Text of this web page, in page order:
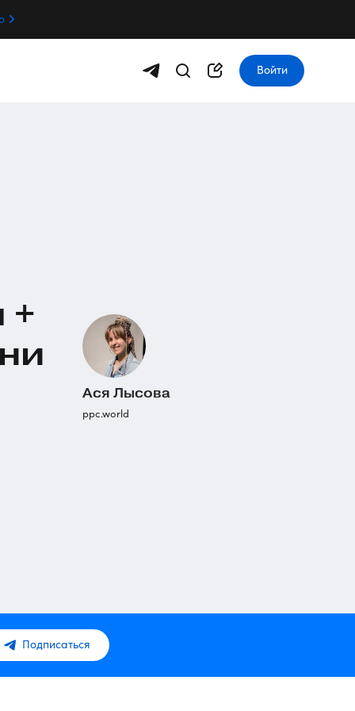
Войти
+
Ася Лысова
ppc.world
Подписаться